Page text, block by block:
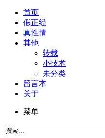
首页
假正经
真性情
其他
转载
小技术
未分类
留言本
关于
菜单